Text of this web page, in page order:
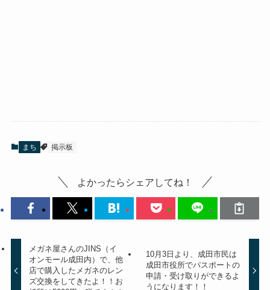
まち 掲示板
よかったらシェアしてね！
メガネ屋さんのJINS（イ
オンモール成田内）で、他
店で購入したメガネのレン
ズ交換をしてきたよ！！お
10月3日より、成田市民は
成田市役所でパスポートの
申請・受け取りができるよ
うになります！！